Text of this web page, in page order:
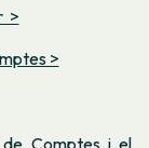
>
>
Comptes i el